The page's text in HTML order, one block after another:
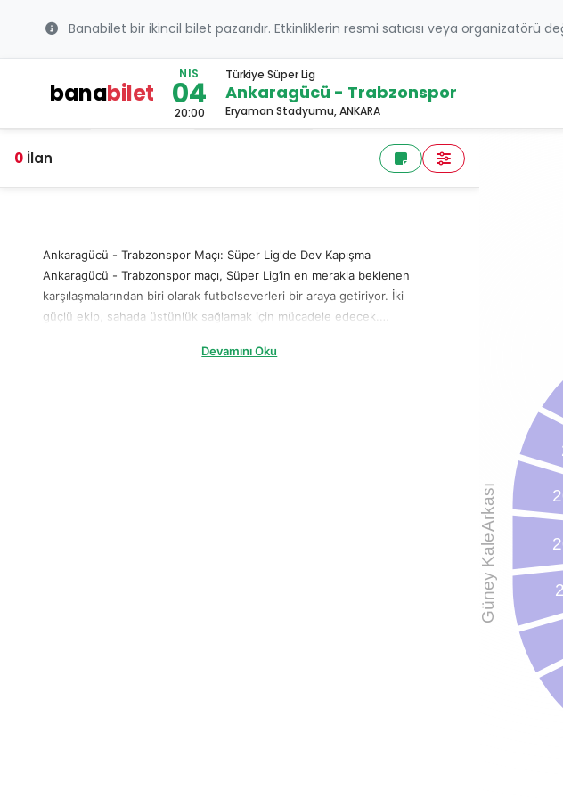
Banabilet bir ikincil bilet pazarıdır. Etkinliklerin resmi satıcısı veya
banabilet
NIS
04
20:00
Türkiye Süper Lig
Ankaragücü - Trabzonspor
Eryaman Stadyumu, ANKARA
0 İlan
Ankaragücü - Trabzonspor Maçı: Süper Lig'de Dev Kapışma
Ankaragücü - Trabzonspor maçı, Süper Lig’in en merakla beklenen
karşılaşmalarından biri olarak futbolseverleri bir araya getiriyor. İki
güçlü ekip, sahada üstünlük sağlamak için mücadele edecek.
hedeflerken, Trabzonspor deplasmanda puan ya da puanlar almayı
Devamını Oku
Güney Kale
Arkası